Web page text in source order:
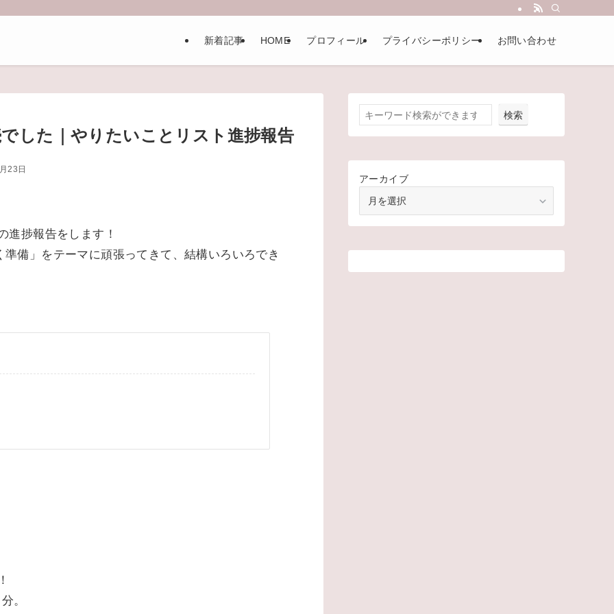
新着記事 HOME プロフィール プライバシーポリシー お問い合わせ
した｜やりたいことリスト進捗報告
23日
進捗報告をします！
備」をテーマに頑張ってきて、結構いろいろでき
検索
アーカイブ